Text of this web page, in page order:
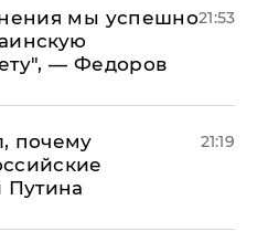
мы успешно
— Федоров
21:53
почему
Путина
21:19